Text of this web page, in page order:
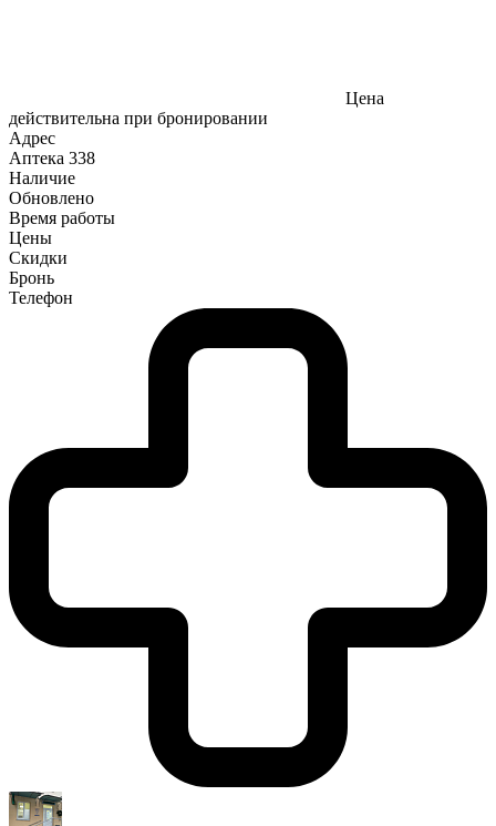
Цена
действительна при бронировании
Адрес
Аптека 338
Наличие
Обновлено
Время работы
Цены
Скидки
Бронь
Телефон